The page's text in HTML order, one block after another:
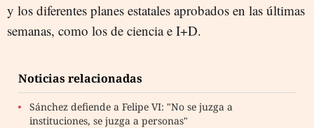
y los diferentes planes estatales aprobados en las últimas
semanas, como los de ciencia e I+D.
Noticias relacionadas
Sánchez defiende a Felipe VI: "No se juzga a
instituciones, se juzga a personas"